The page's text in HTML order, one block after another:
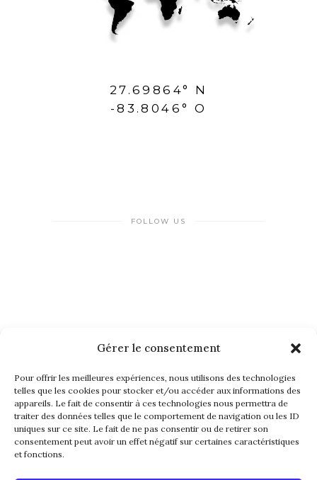
Gérer le consentement
Pour offrir les meilleures expériences, nous utilisons des technologies
telles que les cookies pour stocker et/ou accéder aux informations des
appareils. Le fait de consentir à ces technologies nous permettra de
traiter des données telles que le comportement de navigation ou les ID
uniques sur ce site. Le fait de ne pas consentir ou de retirer son
consentement peut avoir un effet négatif sur certaines caractéristiques
et fonctions.
27.69864° N
-83.8046° O
FOLLOW US